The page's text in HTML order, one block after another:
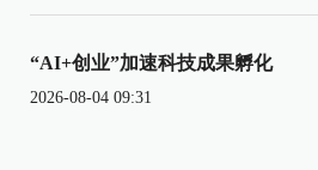
“AI+创业”加速科技成果孵化
2026-08-04 09:31